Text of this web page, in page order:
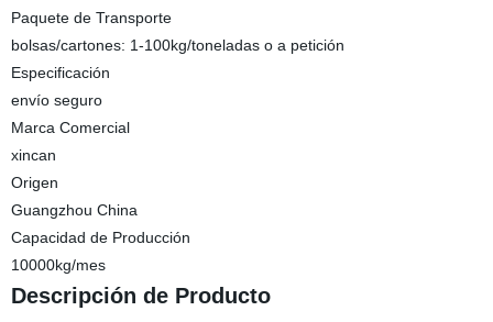
Paquete de Transporte
bolsas/cartones: 1-100kg/toneladas o a petición
Especificación
envío seguro
Marca Comercial
xincan
Origen
Guangzhou China
Capacidad de Producción
10000kg/mes
Descripción de Producto